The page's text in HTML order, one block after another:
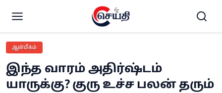
ஆன்மீகம்
இந்த வாரம் அதிர்ஷ்டம்
யாருக்கு? குரு உச்ச பலன் தரும்